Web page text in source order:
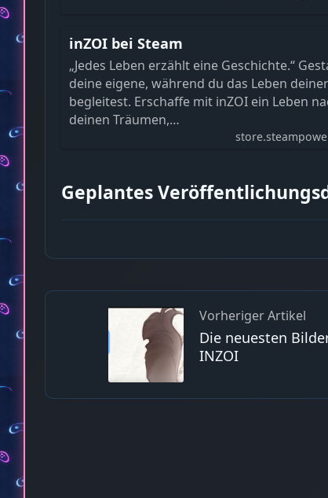
inZOI bei Steam
„Jedes Leben erzählt eine Geschichte.“
deine eigene, während du das Leben
begleitest. Erschaffe mit inZOI ein Leben
deinen Träumen,…
Geplantes
Vorheriger Artikel
Die neuesten
INZOI